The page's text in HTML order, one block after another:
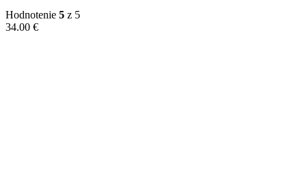
Hodnotenie 5 z 5
34.00 €